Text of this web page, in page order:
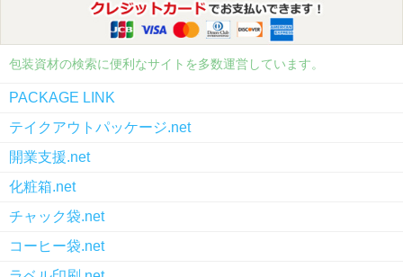
包装資材の検索に便利なサイトを多数運営しています。
PACKAGE LINK
テイクアウトパッケージ.net
開業支援.net
化粧箱.net
チャック袋.net
コーヒー袋.net